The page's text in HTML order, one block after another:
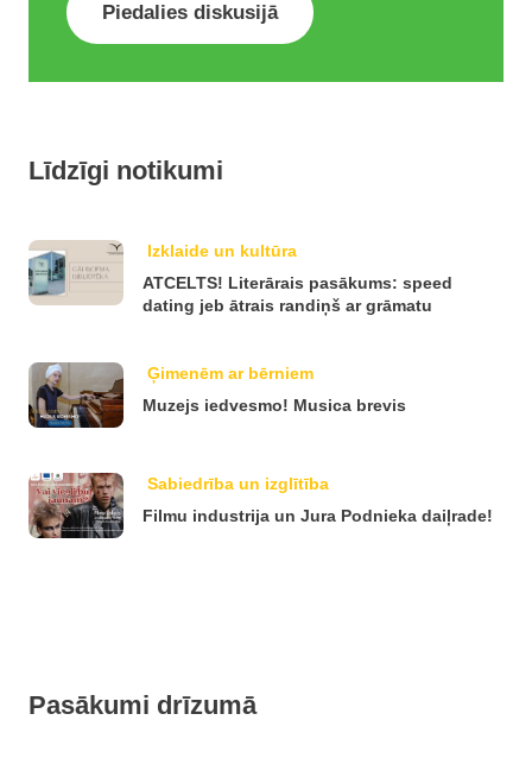
Piedalies diskusijā
Līdzīgi notikumi
Izklaide un kultūra
ATCELTS! Literārais pasākums: speed
dating jeb ātrais randiņš ar grāmatu
Ģimenēm ar bērniem
Muzejs iedvesmo! Musica brevis
Sabiedrība un izglītība
Filmu industrija un Jura Podnieka daiļrade!
Pasākumi drīzumā